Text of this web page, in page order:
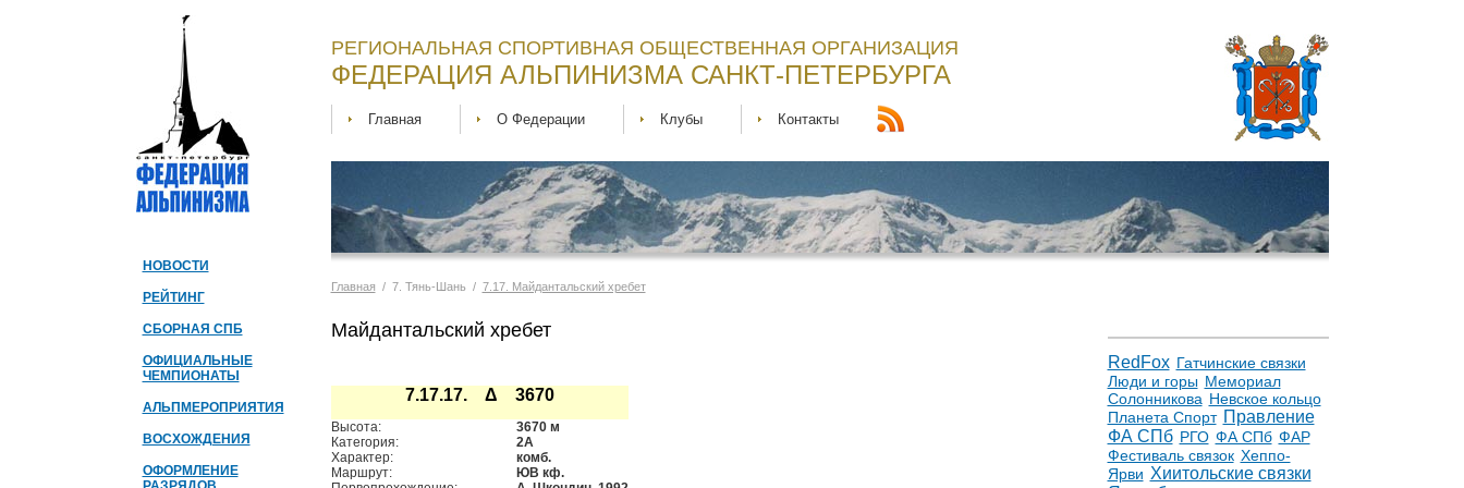
НОВОСТИ
РЕЙТИНГ
СБОРНАЯ СПБ
ОФИЦИАЛЬНЫЕ
ЧЕМПИОНАТЫ
АЛЬПМЕРОПРИЯТИЯ
ВОСХОЖДЕНИЯ
ОФОРМЛЕНИЕ
РЕГИОНАЛЬНАЯ СПОРТИВНАЯ ОБЩЕСТВЕННАЯ ОРГАНИЗАЦИЯ
ФЕДЕРАЦИЯ АЛЬПИНИЗМА САНКТ-ПЕТЕРБУРГА
Главная О Федерации Клубы Контакты
Главная / 7. Тянь-Шань / 7.17. Майдантальский хребет
RedFox Гатчинские связки
Люди и горы Мемориал
Солонникова Невское кольцо
Планета Спорт Правление
ФА СПб РГО ФА СПб ФАР
Фестиваль связок Хеппо-
Ярви Хиитольские связки
Майдантальский хребет
7.17.17. Δ 3670
Высота:
3670 м
Категория:
2А
Характер:
комб.
Маршрут:
ЮВ кф.